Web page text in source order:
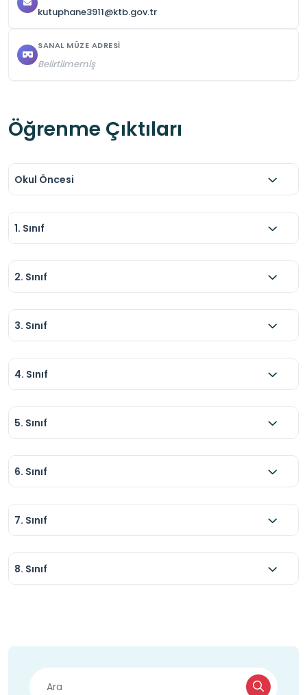
kutuphane3911@ktb.gov.tr
SANAL MÜZE ADRESI
Belirtilmemiş
Öğrenme Çıktıları
Okul Öncesi
1. Sınıf
2. Sınıf
3. Sınıf
4. Sınıf
5. Sınıf
6. Sınıf
7. Sınıf
8. Sınıf